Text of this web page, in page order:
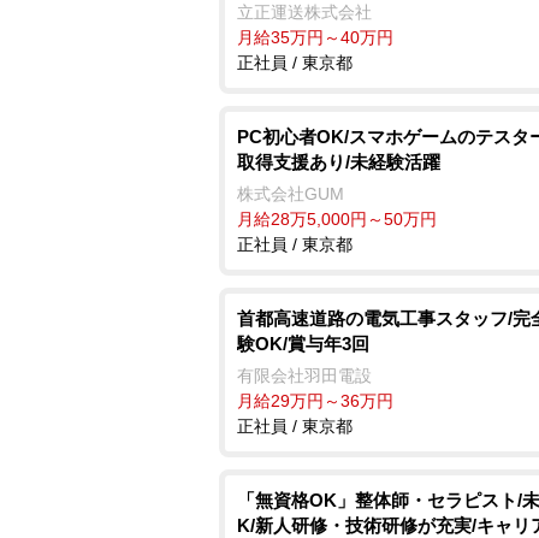
立正運送株式会社
月給35万円～40万円
正社員 / 東京都
PC初心者OK/スマホゲームのテスタ
取得支援あり/未経験活躍
株式会社GUM
月給28万5,000円～50万円
正社員 / 東京都
首都高速道路の電気工事スタッフ/完
験OK/賞与年3回
有限会社羽田電設
月給29万円～36万円
正社員 / 東京都
「無資格OK」整体師・セラピスト/
K/新人研修・技術研修が充実/キャリ